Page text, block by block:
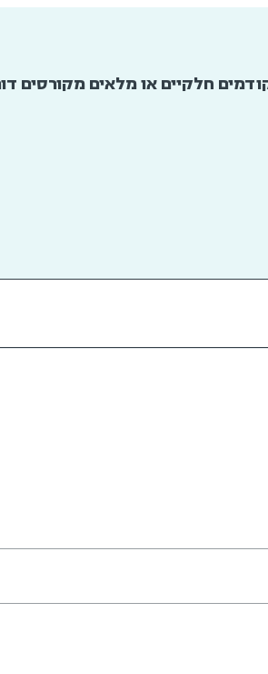
חלקיים או מלאים מקורסים